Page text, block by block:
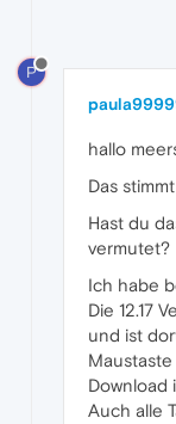
P
hallo
Das
Hast du
vermutet?
Ich habe
Die 12.17
und ist
Download
Auch alle